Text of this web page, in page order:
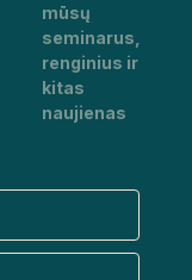
mūsų
seminarus,
renginius ir
kitas
naujienas